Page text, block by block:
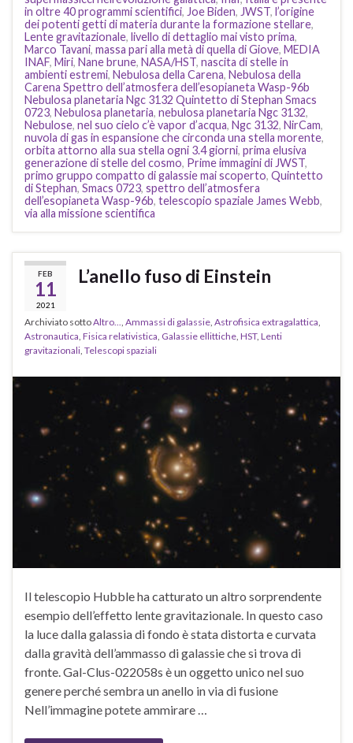
in oltre 40 programmi scientifici, Joe Biden, JWST, l’origine
dei potenti getti di materia durante la formazione stellare,
Lente gravitazionale, livello di dettaglio mai visto prima,
Marco Tavani, massa pari alla metà di quella di Giove, MEDIA
INAF, Miri, Nane brune, NASA/HST, nascita di stelle in
ambienti estremi, Nebulosa della Carena, Nebulosa della
Carena Spettro dell’atmosfera dell’esopianeta Wasp-96b
Nebulosa planetaria Ngc 3132 Quintetto di Stephan Smacs
0723, Nebulosa planetaria, nebulosa planetaria Ngc 3132,
Nebulose, nel suo cielo c’è vapor d’acqua, Ngc 3132, NirCam,
nuvola di gas in espansione che circonda una stella morente,
orbita attorno alla sua stella ogni 3.4 giorni, prima elusiva
generazione di stelle del cosmo, Prime immagini di JWST,
primo gruppo compatto di galassie mai scoperto, Quintetto
di Stephan, Smacs 0723, spettro dell’atmosfera
dell’esopianeta Wasp-96b, telescopio spaziale James Webb,
via alla missione scientifica
FEB
11
2021
L’anello fuso di Einstein
Archiviato sottoAltro..., Ammassi di galassie, Astrofisica extragalattica,
Astronautica, Fisica relativistica, Galassie ellittiche, HST, Lenti
gravitazionali, Telescopi spaziali
Il telescopio Hubble ha catturato un altro sorprendente
esempio dell’effetto lente gravitazionale. In questo caso
la luce dalla galassia di fondo è stata distorta e curvata
dalla gravità dell’ammasso di galassie che si trova di
fronte. Gal-Clus-022058s è un oggetto unico nel suo
genere perché sembra un anello in via di fusione
Nell’immagine potete ammirare …